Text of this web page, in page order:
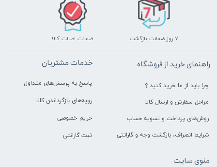
۷ روز ضمانت بازگشت ضمانت اصالت کالا
راهنمای خرید از فروشگاه
چرا باید از ما خرید کنید ؟
مراحل سفارش و ارسال کالا
روش‌های پرداخت و تسویه حساب
شرایط انصراف، بازگشت وجه و گارانتی
خدمات مشتریان
پاسخ به پرسش‌های متداول
رویه‌های بازگرداندن کالا
حریم خصوصی
ثبت گارانتی
منوی سایت